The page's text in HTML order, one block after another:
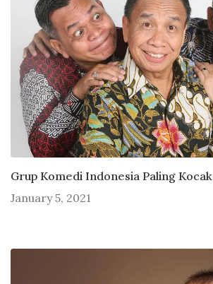
Grup Komedi Indonesia Paling Kocak
January 5, 2021